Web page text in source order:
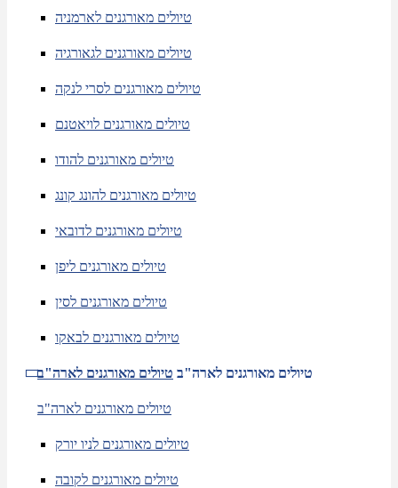
טיולים מאורגנים לארמניה
טיולים מאורגנים לגאורגיה
טיולים מאורגנים לסרי לנקה
טיולים מאורגנים לויאטנם
טיולים מאורגנים להודו
טיולים מאורגנים להונג קונג
טיולים מאורגנים לדובאי
טיולים מאורגנים ליפן
טיולים מאורגנים לסין
טיולים מאורגנים לבאקו
טיולים מאורגנים לארה"ב טיולים מאורגנים לארה"ב
טיולים מאורגנים לארה"ב
טיולים מאורגנים לניו יורק
טיולים מאורגנים לקובה